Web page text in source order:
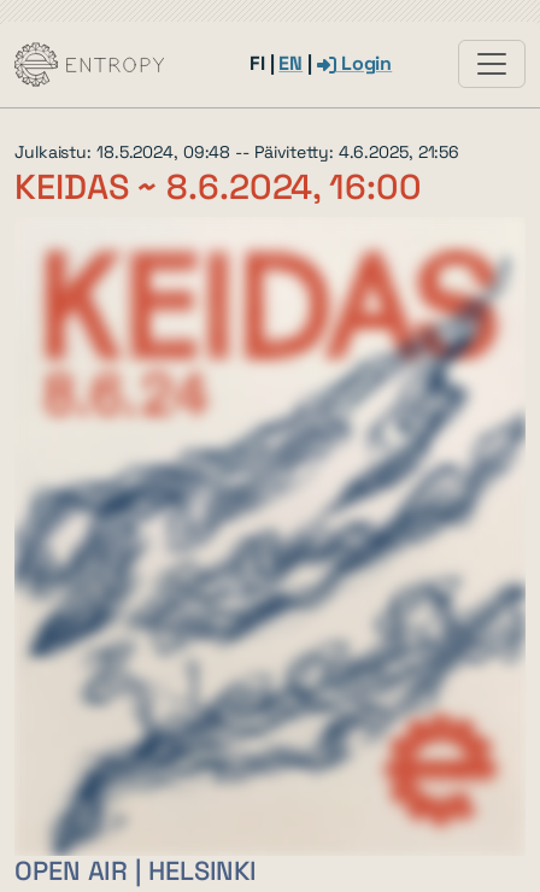
FI| EN Login
Julkaistu: 18.5.2024, 09:48 -- Päivitetty: 4.6.2025, 21:56
KEIDAS ~ 8.6.2024, 16:00
OPEN AIR | HELSINKI